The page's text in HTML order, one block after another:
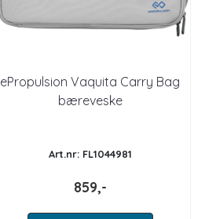
ePropulsion Vaquita Carry Bag
bæreveske
Art.nr: FL1044981
859,-